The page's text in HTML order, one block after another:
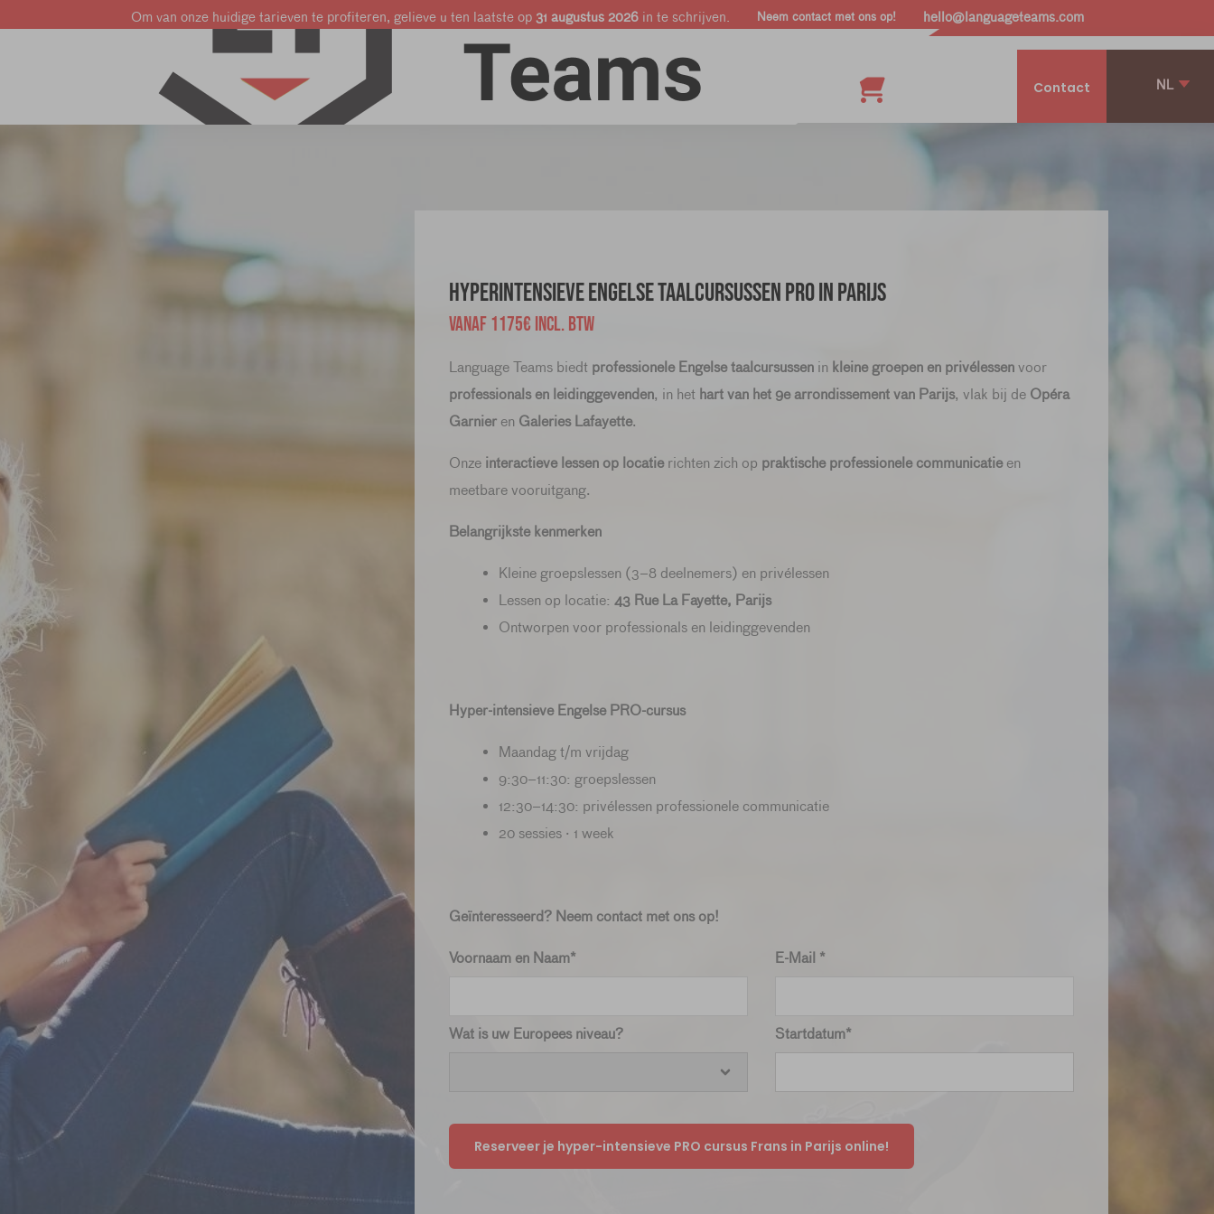
Om van onze huidige tarieven te profiteren, gelieve u ten laatste op 31 augustus 2026in te schrijven. Neem contact met ons op! hello@languageteams.com
Leer Engels Leer Nederlands Online cursussen Bedrijven & Pro's Shop Contact NL
Voornaam en Naam* E-Mail *
Wat is uw Europees niveau? Startdatum*
Reserveer je hyper-intensieve PRO cursus Frans in Parijs online!
Language Teams biedt professionele Engelse taalcursussen in kleine groepen en privélessen voor
professionals en leidinggevenden, in het hart van het 9e arrondissement van Parijs, vlak bij de Opéra
Garnier en Galeries Lafayette.
Onze interactieve lessen op locatierichten zich op praktische professionele communicatieen
meetbare vooruitgang.
Belangrijkste kenmerken
Kleine groepslessen (3–8 deelnemers) en privélessen
Lessen op locatie:43 Rue La Fayette, Parijs
Ontworpen voor professionals en leidinggevenden
Hyper-intensieve Engelse PRO-cursus
Maandag t/m vrijdag
9:30–11:30: groepslessen
12:30–14:30: privélessen professionele communicatie
20 sessies · 1 week
Geïnteresseerd? Neem contact met ons op!
Hyperintensieve engelse taalcursussen PRO in Parijs
VANAF 1175€ INCL. BTW